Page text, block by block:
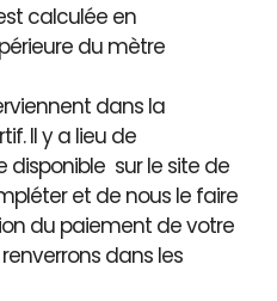
calculée en
du mètre
dans la
Il y a lieu de
disponible sur le site de
et de nous le faire
du paiement de votre
dans les